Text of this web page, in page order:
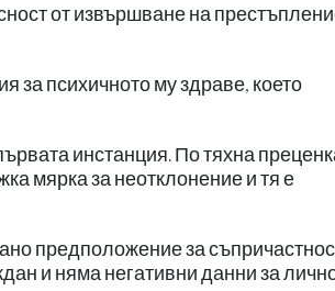
от извършване на
за психичното му здраве, което
инстанция. По тяхна
мярка за неотклонение и тя е
предположение за
и няма негативни данни за